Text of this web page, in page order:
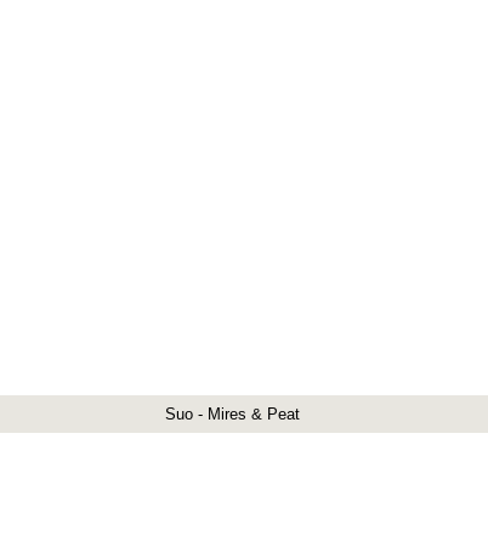
Suo - Mires & Peat